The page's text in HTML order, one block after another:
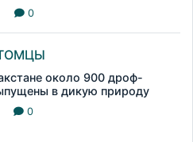
0
около 900 дроф-
в дикую природу
0